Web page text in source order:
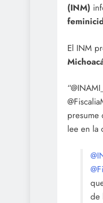
(INM)
El INM
presume
lee en la
de